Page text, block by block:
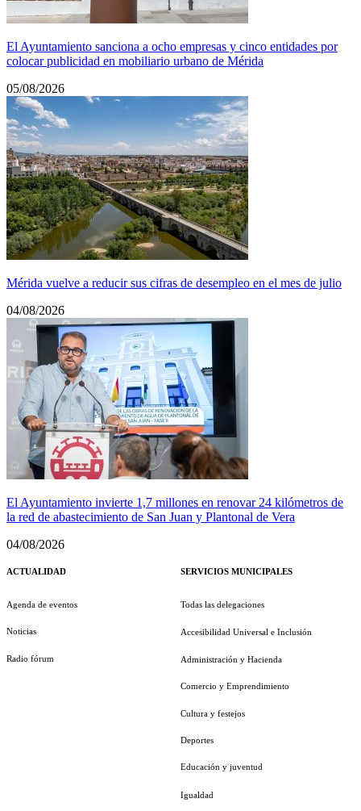
El Ayuntamiento sanciona a ocho empresas y cinco entidades por
colocar publicidad en mobiliario urbano de Mérida
05/08/2026
Mérida vuelve a reducir sus cifras de desempleo en el mes de julio
04/08/2026
El Ayuntamiento invierte 1,7 millones en renovar 24 kilómetros de
la red de abastecimiento de San Juan y Plantonal de Vera
04/08/2026
ACTUALIDAD
Agenda de eventos
Noticias
Radio fórum
SERVICIOS MUNICIPALES
Todas las delegaciones
Accesibilidad Universal e Inclusión
Administración y Hacienda
Comercio y Emprendimiento
Cultura y festejos
Deportes
Educación y juventud
Igualdad